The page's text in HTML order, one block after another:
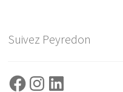
Suivez Peyredon
FacebookInstagram
LinkedIn